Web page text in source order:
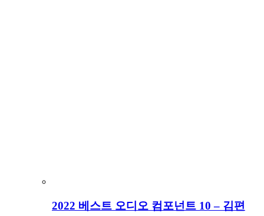
2022 베스트 오디오 컴포넌트 10 – 김편